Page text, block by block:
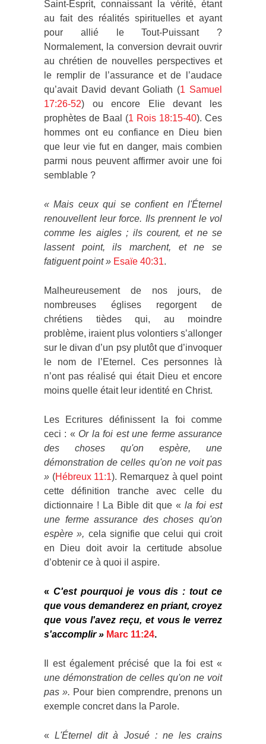
Saint-Esprit, connaissant la vérité, étant
au fait des réalités spirituelles et ayant
pour allié le Tout-Puissant ?
Normalement, la conversion devrait ouvrir
au chrétien de nouvelles perspectives et
le remplir de l’assurance et de l’audace
qu’avait David devant Goliath (1 Samuel
17:26-52) ou encore Elie devant les
prophètes de Baal (1 Rois 18:15-40). Ces
hommes ont eu confiance en Dieu bien
que leur vie fut en danger, mais combien
parmi nous peuvent affirmer avoir une foi
semblable ?
«Mais ceux qui se confient en l'Éternel
renouvellent leur force. Ils prennent le vol
comme les aigles ; ils courent, et ne se
lassent point, ils marchent, et ne se
fatiguent point » Esaïe 40:31.
Malheureusement de nos jours, de
nombreuses églises regorgent de
chrétiens tièdes qui, au moindre
problème, iraient plus volontiers s’allonger
sur le divan d’un psy plutôt que d’invoquer
le nom de l’Eternel. Ces personnes là
n’ont pas réalisé qui était Dieu et encore
moins quelle était leur identité en Christ.
Les Ecritures définissent la foi comme
ceci : « Or la foi est une ferme assurance
des choses qu'on espère, une
démonstration de celles qu'on ne voit pas
» (Hébreux 11:1). Remarquez à quel point
cette définition tranche avec celle du
dictionnaire ! La Bible dit que « la foi est
une ferme assurance des choses qu'on
espère », cela signifie que celui qui croit
en Dieu doit avoir la certitude absolue
d’obtenir ce à quoi il aspire.
« C'est pourquoi je vous dis : tout ce
que vous demanderez en priant, croyez
que vous l'avez reçu, et vous le verrez
s'accomplir » Marc 11:24.
Il est également précisé que la foi est «
une démonstration de celles qu'on ne voit
pas ». Pour bien comprendre, prenons un
exemple concret dans la Parole.
«L'Éternel dit à Josué : ne les crains